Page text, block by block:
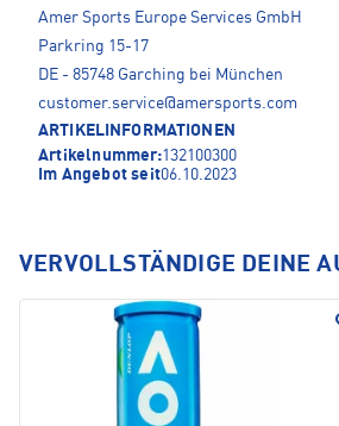
Amer Sports Europe Services GmbH
Parkring 15-17
DE - 85748 Garching bei München
customer.service@amersports.com
ARTIKELINFORMATIONEN
Artikelnummer:132100300
Im Angebot seit06.10.2023
VERVOLLSTÄNDIGE DEINE